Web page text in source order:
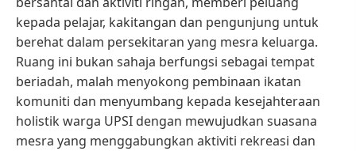
kepada pelajar, kakitangan dan pengunjung untuk
berehat dalam persekitaran yang mesra keluarga.
Ruang ini bukan sahaja berfungsi sebagai tempat
beriadah, malah menyokong pembinaan ikatan
komuniti dan menyumbang kepada kesejahteraan
holistik warga UPSI dengan mewujudkan suasana
mesra yang menggabungkan aktiviti rekreasi dan